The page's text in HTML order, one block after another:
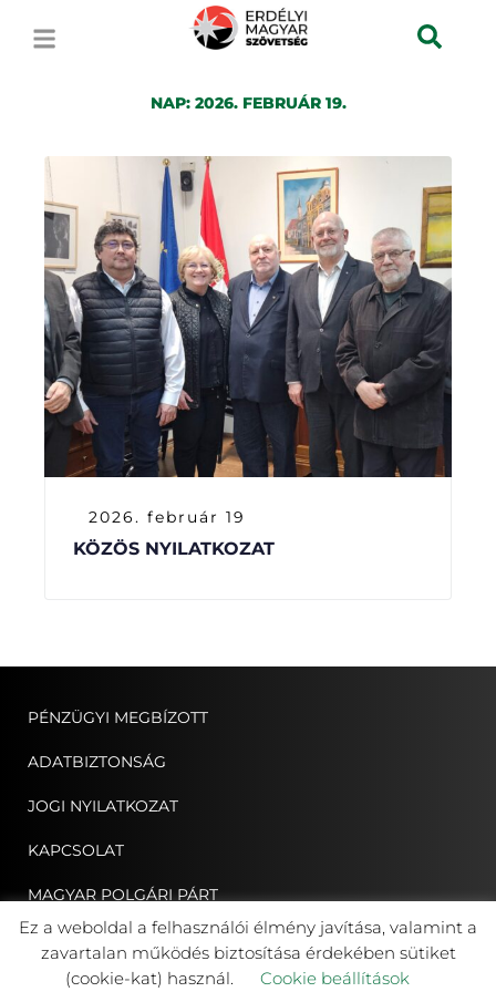
NAP: 2026. FEBRUÁR 19.
2026. február 19
KÖZÖS NYILATKOZAT
PÉNZÜGYI MEGBÍZOTT
ADATBIZTONSÁG
JOGI NYILATKOZAT
KAPCSOLAT
MAGYAR POLGÁRI PÁRT
ERDÉLYI MAGYAR NÉPPÁRT
Ez a weboldal a felhasználói élmény javítása, valamint a
zavartalan működés biztosítása érdekében sütiket
(cookie-kat) használ.
Cookie beállítások